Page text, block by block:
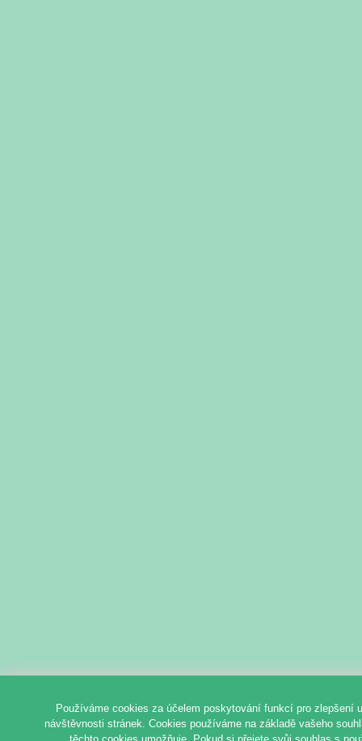
Používáme cookies za účelem poskytování funkcí pro zlepšení
návštěvnosti stránek. Cookies používáme na základě vašeho